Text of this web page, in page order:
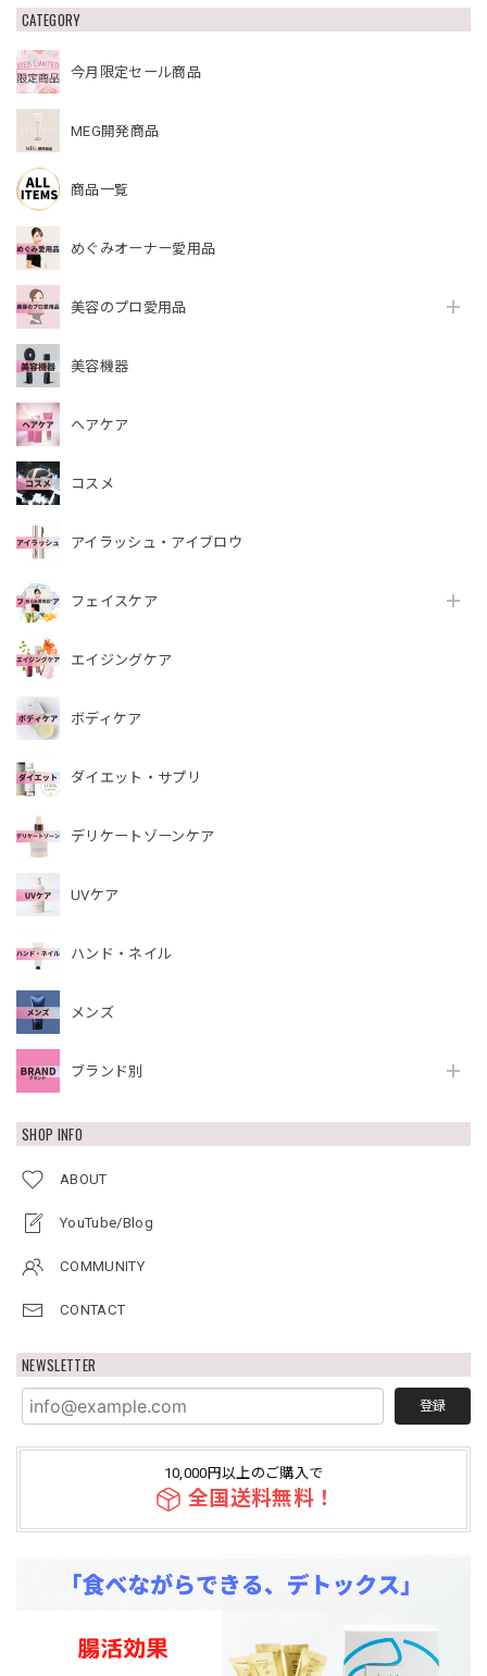
CATEGORY
今月限定セール商品
MEG開発商品
商品一覧
めぐみオーナー愛用品
美容のプロ愛用品
美容機器
ヘアケア
コスメ
アイラッシュ・アイブロウ
フェイスケア
エイジングケア
ボディケア
ダイエット・サプリ
デリケートゾーンケア
UVケア
ハンド・ネイル
メンズ
ブランド別
SHOP INFO
ABOUT
YouTube/Blog
COMMUNITY
CONTACT
NEWSLETTER
登録
10,000円以上のご購入で
全国送料無料！